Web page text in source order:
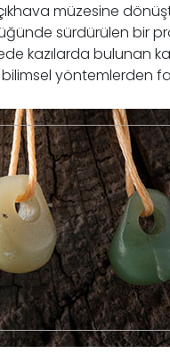
müzesine
sürdürülen bir
kazılarda bulunan
bilimsel yöntemlerden